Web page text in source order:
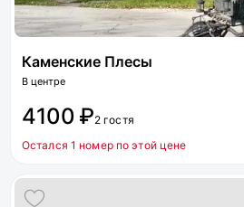
Каменские Плесы
В центре
4100 ₽2 гостя
Остался 1 номер по этой цене